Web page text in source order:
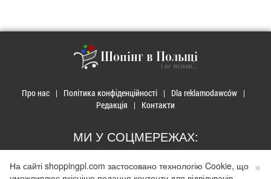
Шопінг в Польщі
і не тільки...
Про нас Політика конфіденційності
Dla reklamodawców
Редакція
Контакти
МИ У СОЦМЕРЕЖАХ:
×
На сайті shoppingpl.com застосовано технологію Cookie, що